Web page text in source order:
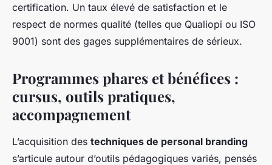
certification. Un taux élevé de satisfaction et le
respect de normes qualité (telles que Qualiopi ou ISO
9001) sont des gages supplémentaires de sérieux.
Programmes phares et bénéfices :
cursus, outils pratiques,
accompagnement
L’acquisition des techniques de personal branding
s’articule autour d’outils pédagogiques variés, pensés